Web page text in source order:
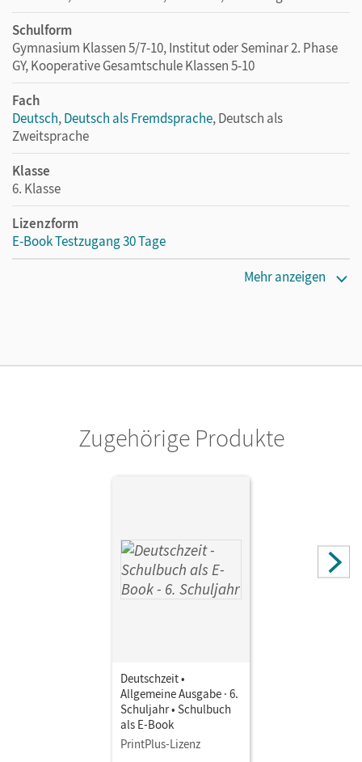
Schulform
Gymnasium Klassen 5/7-10, Institut oder Seminar 2. Phase
GY, Kooperative Gesamtschule Klassen 5-10
Fach
Deutsch,Deutsch als Fremdsprache, Deutsch als
Zweitsprache
Klasse
6. Klasse
Lizenzform
E-Book Testzugang 30 Tage
Herausgeber/-in
Fandel, Anja; Oppenländer, Ulla
Breitenwischer, Dennis
Mehr anzeigen
Zugehörige Produkte
Deutschzeit •
Allgemeine Ausgabe · 6.
Schuljahr • Schulbuch
als E-Book
PrintPlus-Lizenz